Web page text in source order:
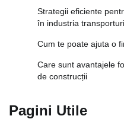
Strategii eficiente
în industria
Cum te poate ajuta o
Care sunt avantajele
de construcții
Pagini Utile